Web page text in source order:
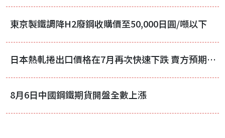
東京製鐵調降H2廢鋼收購價至50,000日圓/噸以下
日本熱軋捲出口價格在7月再次快速下跌 賣方預期8月將反彈
8月6日中國鋼鐵期貨開盤全數上漲